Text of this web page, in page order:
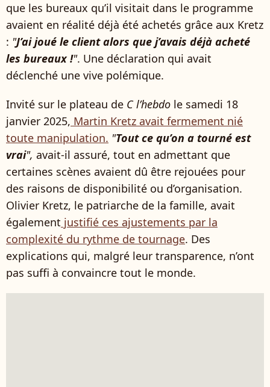
que les bureaux qu’il visitait dans le programme
avaient en réalité déjà été achetés grâce aux Kretz
: "J’ai joué le client alors que j’avais déjà acheté
les bureaux !". Une déclaration qui avait
déclenché une vive polémique.
Invité sur le plateau de C l’hebdo le samedi 18
janvier 2025, Martin Kretz avait fermement nié
toute manipulation. "Tout ce qu’on a tourné est
vrai", avait-il assuré, tout en admettant que
certaines scènes avaient dû être rejouées pour
des raisons de disponibilité ou d’organisation.
Olivier Kretz, le patriarche de la famille, avait
également justifié ces ajustements par la
complexité du rythme de tournage. Des
explications qui, malgré leur transparence, n’ont
pas suffi à convaincre tout le monde.